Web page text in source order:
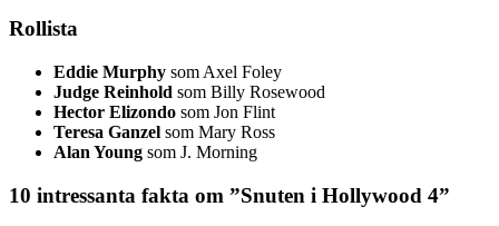
Rollista
Eddie Murphy som Axel Foley
Judge Reinhold som Billy Rosewood
Hector Elizondo som Jon Flint
Teresa Ganzel som Mary Ross
Alan Young som J. Morning
10 intressanta fakta om ”Snuten i Hollywood 4”